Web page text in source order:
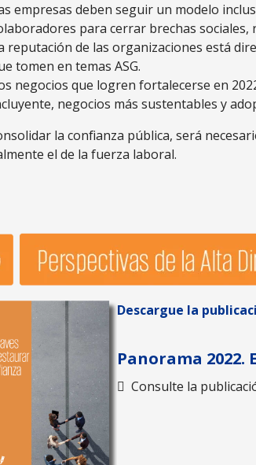
empresas deben seguir un modelo
para cerrar brechas sociales,
reputación de las organizaciones está
tomen en temas ASG.
negocios que logren fortalecerse en
negocios más sustentables y
la confianza pública, será
el de la fuerza laboral.
Descargue la
Panorama 2022.
Consulte la